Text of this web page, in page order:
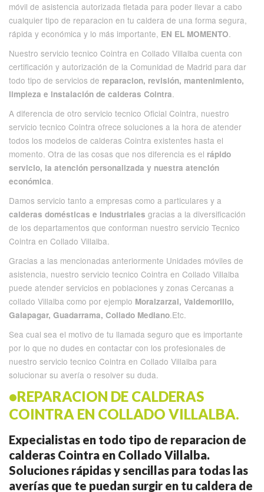
móvil de asistencia autorizada fletada para poder llevar a cabo
cualquier tipo de reparacion en tu caldera de una forma segura,
rápida y económica y lo más importante, EN EL MOMENTO.
Nuestro servicio tecnico Cointra en Collado Villalba cuenta con
certificación y autorización de la Comunidad de Madrid para dar
todo tipo de servicios de reparacion, revisión, mantenimiento,
limpieza e instalación de calderas Cointra.
A diferencia de otro servicio tecnico Oficial Cointra, nuestro
servicio tecnico Cointra ofrece soluciones a la hora de atender
todos los modelos de calderas Cointra existentes hasta el
momento. Otra de las cosas que nos diferencia es el rápido
servicio, la atención personalizada y nuestra atención
económica.
Damos servicio tanto a empresas como a particulares y a
calderas domésticas e industriales gracias a la diversificación
de los departamentos que conforman nuestro servicio Tecnico
Cointra en Collado Villalba.
Gracias a las mencionadas anteriormente Unidades móviles de
asistencia, nuestro servicio tecnico Cointra en Collado Villalba
puede atender servicios en poblaciones y zonas Cercanas a
collado Villalba como por ejemplo Moralzarzal, Valdemorillo,
Galapagar, Guadarrama, Collado Mediano.Etc.
Sea cual sea el motivo de tu llamada seguro que es importante
por lo que no dudes en contactar con los profesionales de
nuestro servicio tecnico Cointra en Collado Villalba para
solucionar su avería o resolver su duda.
•REPARACION DE CALDERAS
COINTRA EN COLLADO VILLALBA.
Expecialistas en todo tipo de reparacion de
calderas Cointra en Collado Villalba.
Soluciones rápidas y sencillas para todas las
averías que te puedan surgir en tu caldera de